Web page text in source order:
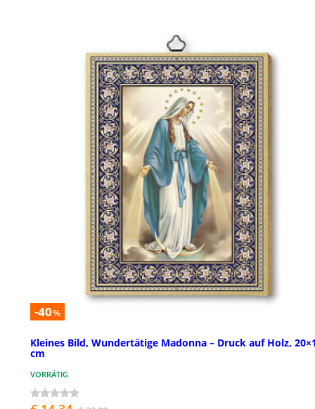
-40%
Kleines Bild, Wundertätige Madonna – Druck auf Holz,
cm
VORRÄTIG